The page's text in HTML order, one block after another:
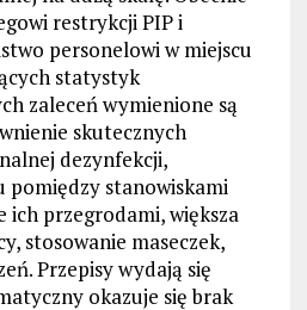
restrykcji PIP i
personelowi w miejscu
statystyk
zaleceń wymienione są
skutecznych
dezynfekcji,
pomiędzy stanowiskami
ich przegrodami, większa
stosowanie maseczek,
Przepisy wydają się
okazuje się brak